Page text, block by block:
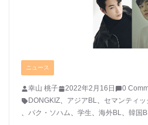
ニュース
幸山 桃子 2022年2月16日
0
DONGKIZ、 アジアBL、 セマンティッ
、 パク・ソハム、 学生、 海外BL、 韓国